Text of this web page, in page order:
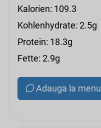
Kalorien: 109.3
Kohlenhydrate: 2.5g
Protein: 18.3g
Fette: 2.9g
Adauga la menu